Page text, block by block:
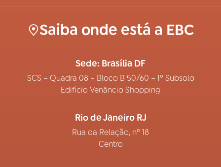
Saiba onde está a EBC
Sede: Brasília DF
SCS – Quadra 08 – Bloco B 50/60 – 1º Subsolo
Edifício Venâncio Shopping
Rio de Janeiro RJ
Rua da Relação, nº 18
Centro